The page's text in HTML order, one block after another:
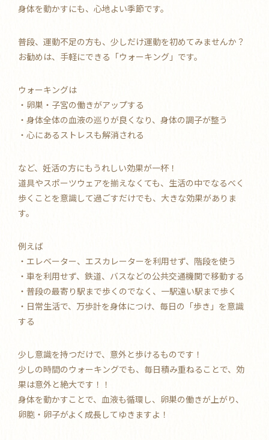
身体を動かすにも、心地よい季節です。
普段、運動不足の方も、少しだけ運動を初めてみませんか？
お勧めは、手軽にできる「ウォーキング」です。
ウォーキングは
・卵巣・子宮の働きがアップする
・身体全体の血液の巡りが良くなり、身体の調子が整う
・心にあるストレスも解消される
など、妊活の方にもうれしい効果が一杯！
道具やスポーツウェアを揃えなくても、生活の中でなるべく
歩くことを意識して過ごすだけでも、大きな効果がありま
す。
例えば
・エレベーター、エスカレーターを利用せず、階段を使う
・車を利用せず、鉄道、バスなどの公共交通機関で移動する
・普段の最寄り駅まで歩くのでなく、一駅遠い駅まで歩く
・日常生活で、万歩計を身体につけ、毎日の「歩き」を意識
する
少し意識を持つだけで、意外と歩けるものです！
少しの時間のウォーキングでも、毎日積み重ねることで、効
果は意外と絶大です！！
身体を動かすことで、血液も循環し、卵巣の働きが上がり、
卵胞・卵子がよく成長してゆきますよ！